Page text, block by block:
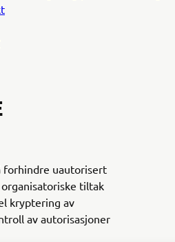
forhindre uautorisert
tiltak
kryptering av
av autorisasjoner